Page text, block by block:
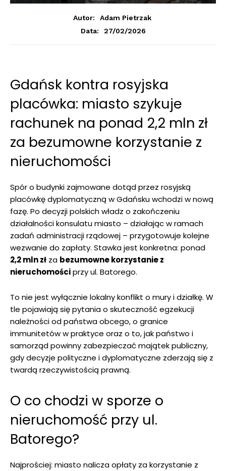
Autor:
Adam Pietrzak
Data:
27/02/2026
Gdańsk kontra rosyjska
placówka: miasto szykuje
rachunek na ponad 2,2 mln zł
za bezumowne korzystanie z
nieruchomości
Spór o budynki zajmowane dotąd przez rosyjską
placówkę dyplomatyczną w Gdańsku wchodzi w nową
fazę. Po decyzji polskich władz o zakończeniu
działalności konsulatu miasto – działając w ramach
zadań administracji rządowej – przygotowuje kolejne
wezwanie do zapłaty. Stawka jest konkretna: ponad
2,2 mln zł za bezumowne korzystanie z
nieruchomościprzy ul. Batorego.
To nie jest wyłącznie lokalny konflikt o mury i działkę. W
tle pojawiają się pytania o skuteczność egzekucji
należności od państwa obcego, o granice
immunitetów w praktyce oraz o to, jak państwo i
samorząd powinny zabezpieczać majątek publiczny,
gdy decyzje polityczne i dyplomatyczne zderzają się z
twardą rzeczywistością prawną.
O co chodzi w sporze o
nieruchomość przy ul.
Batorego?
Najprościej: miasto nalicza opłaty za korzystanie z